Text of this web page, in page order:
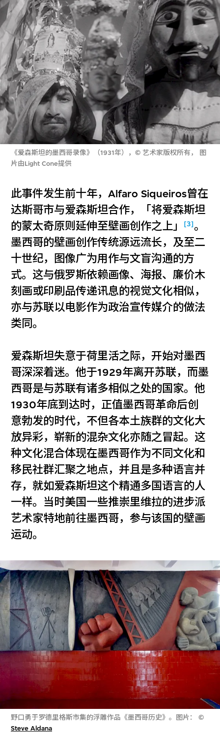
《爱森斯坦的墨西哥录像》（1931年），© 艺术家版权所有， 图
片由Light Cone提供
此事件发生前十年，Alfaro Siqueiros曾在
达斯哥市与爱森斯坦合作，「将爱森斯坦
的蒙太奇原则延伸至壁画创作之上」
[3]。
墨西哥的壁画创作传统源远流长，及至二
十世纪，图像广为用作与文盲沟通的方
式。这与俄罗斯依赖画像、海报、廉价木
刻画或印刷品传递讯息的视觉文化相似，
亦与苏联以电影作为政治宣传媒介的做法
类同。
爱森斯坦失意于荷里活之际，开始对墨西
哥深深着迷。他于1929年离开苏联，而墨
西哥是与苏联有诸多相似之处的国家。他
1930年底到达时，正值墨西哥革命后创
意勃发的时代，不但各本土族群的文化大
放异彩，崭新的混杂文化亦随之冒起。这
种文化混合体现在墨西哥作为不同文化和
移民社群汇聚之地点，并且是多种语言并
存，就如爱森斯坦这个精通多国语言的人
一样。当时美国一些推崇里维拉的进步派
艺术家特地前往墨西哥，参与该国的壁画
运动。
野口勇于罗德里格斯市集的浮雕作品《墨西哥历史》。图片： ©
Steve Aldana